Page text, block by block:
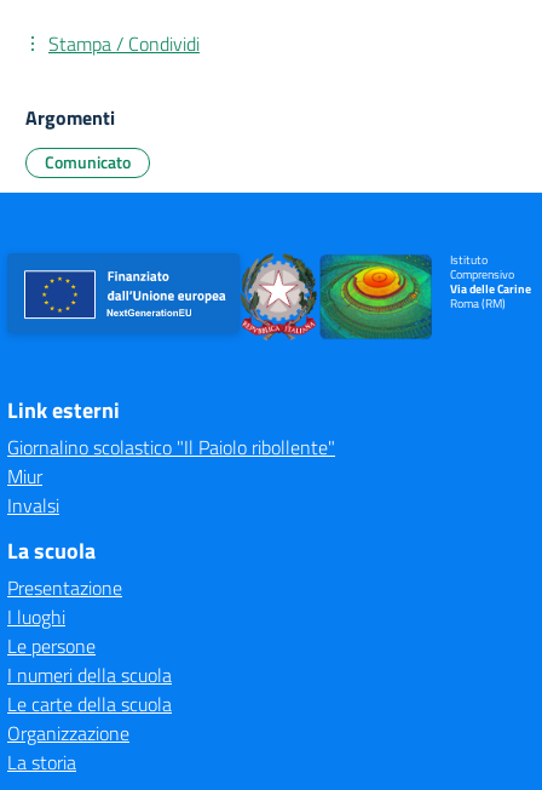
Stampa / Condividi
Argomenti
Comunicato
Istituto
Comprensivo
Via delle Carine
Roma (RM)
Link esterni
Giornalino scolastico "Il Paiolo ribollente"
Miur
Invalsi
La scuola
Presentazione
I luoghi
Le persone
I numeri della scuola
Le carte della scuola
Organizzazione
La storia